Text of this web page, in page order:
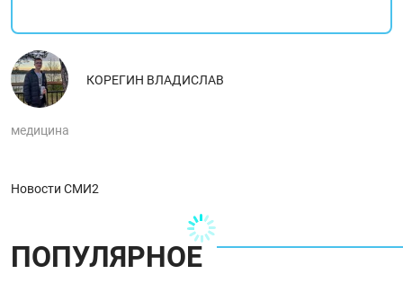
КОРЕГИН ВЛАДИСЛАВ
медицина
Новости СМИ2
ПОПУЛЯРНОЕ